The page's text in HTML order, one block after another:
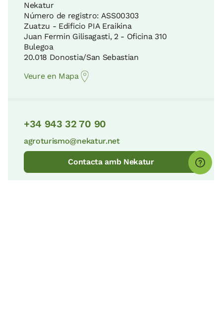
Nekatur
Número de registro: ASS00303
Zuatzu - Edificio PIA Eraikina
Juan Fermin Gilisagasti, 2 - Oficina 310
Bulegoa
20.018 Donostia/San Sebastian
Veure en Mapa
+34 943 32 70 90
agroturismo@nekatur.net
Contacta amb Nekatur